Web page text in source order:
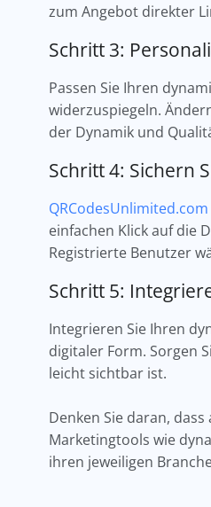
zum Angebot direkter
Schritt 3:
Passen Sie Ihren
widerzuspiegeln.
der Dynamik und
Schritt 4: Sichern
QRCodesUnlimited.com
einfachen Klick auf die
Registrierte Benutzer
Schritt 5:
Integrieren Sie Ihren
digitaler Form. Sorgen
leicht sichtbar ist.
Denken Sie daran,
Marketingtools wie
ihren jeweiligen